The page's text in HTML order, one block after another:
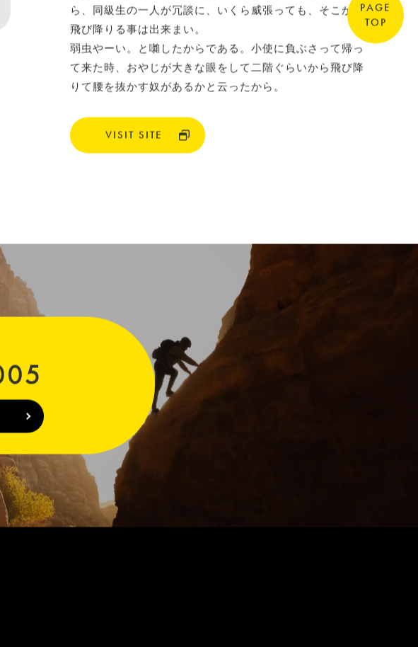
ら、同級生の一人が冗談に、いくら威張っても、そこから
飛び降りる事は出来まい。
弱虫やーい。と囃したからである。小使に負ぶさって帰っ
て来た時、おやじが大きな眼をして二階ぐらいから飛び降
りて腰を抜かす奴があるかと云ったから。
VISIT SITE
PAGE
TOP